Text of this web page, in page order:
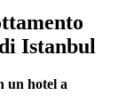
Istanbul
un hotel a